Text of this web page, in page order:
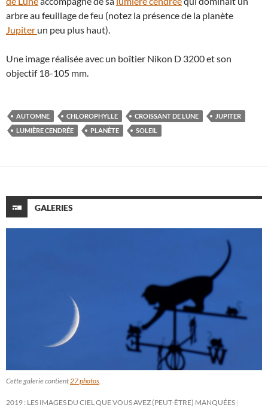
arbre au feuillage de feu (notez la présence de la planète
Jupiter un peu plus haut).
Une image réalisée avec un boîtier Nikon D 3200 et son
objectif 18-105 mm.
AUTOMNE CHLOROPHYLLE CROISSANT DE LUNE
JUPITER
LUMIÈRE CENDRÉE
PLANÈTE SOLEIL
GALERIES
Cette galerie contient27 photos.
2019 : LES IMAGES DU CIEL QUE VOUS AVEZ (PEUT-ÊTRE) MANQUÉES